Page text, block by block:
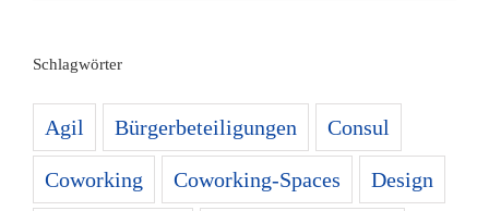
Schlagwörter
Agil Bürgerbeteiligungen Consul
Coworking Coworking-Spaces Design